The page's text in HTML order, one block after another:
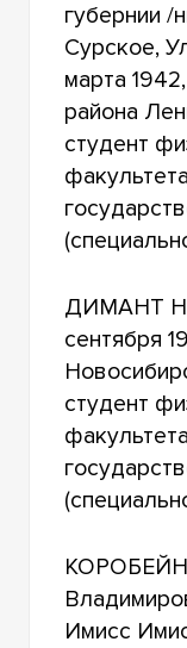
губернии /
Сурское,
марта
района
студент
ДИМАНТ
сентября
студент
Имисc